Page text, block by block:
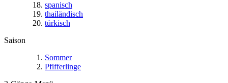
spanisch
thailändisch
türkisch
Saison
Sommer
Pfifferlinge